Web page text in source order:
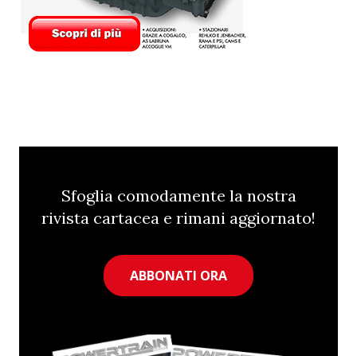
Sfoglia comodamente la nostra
rivista cartacea e rimani aggiornato!
ABBONATI ORA